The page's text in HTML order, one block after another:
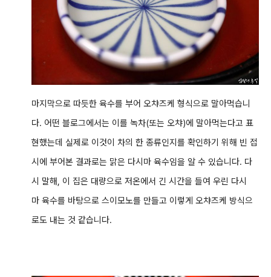
마지막으로 따듯한 육수를 부어 오챠즈케 형식으로 말아먹습니
다. 어떤 블로그에서는 이를 녹차(또는 오챠)에 말아먹는다고 표
현했는데 실제로 이것이 차의 한 종류인지를 확인하기 위해 빈 접
시에 부어본 결과로는 맑은 다시마 육수임을 알 수 있습니다. 다
시 말해, 이 집은 대량으로 저온에서 긴 시간을 들여 우린 다시
마 육수를 바탕으로 스이모노를 만들고 이렇게 오챠즈케 방식으
로도 내는 것 같습니다.